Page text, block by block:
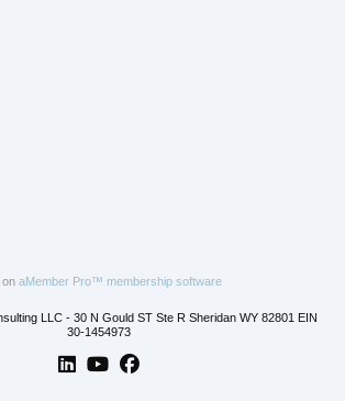
on aMember Pro™ membership software
LLC - 30 N Gould ST Ste R Sheridan WY 82801 EIN
30-1454973